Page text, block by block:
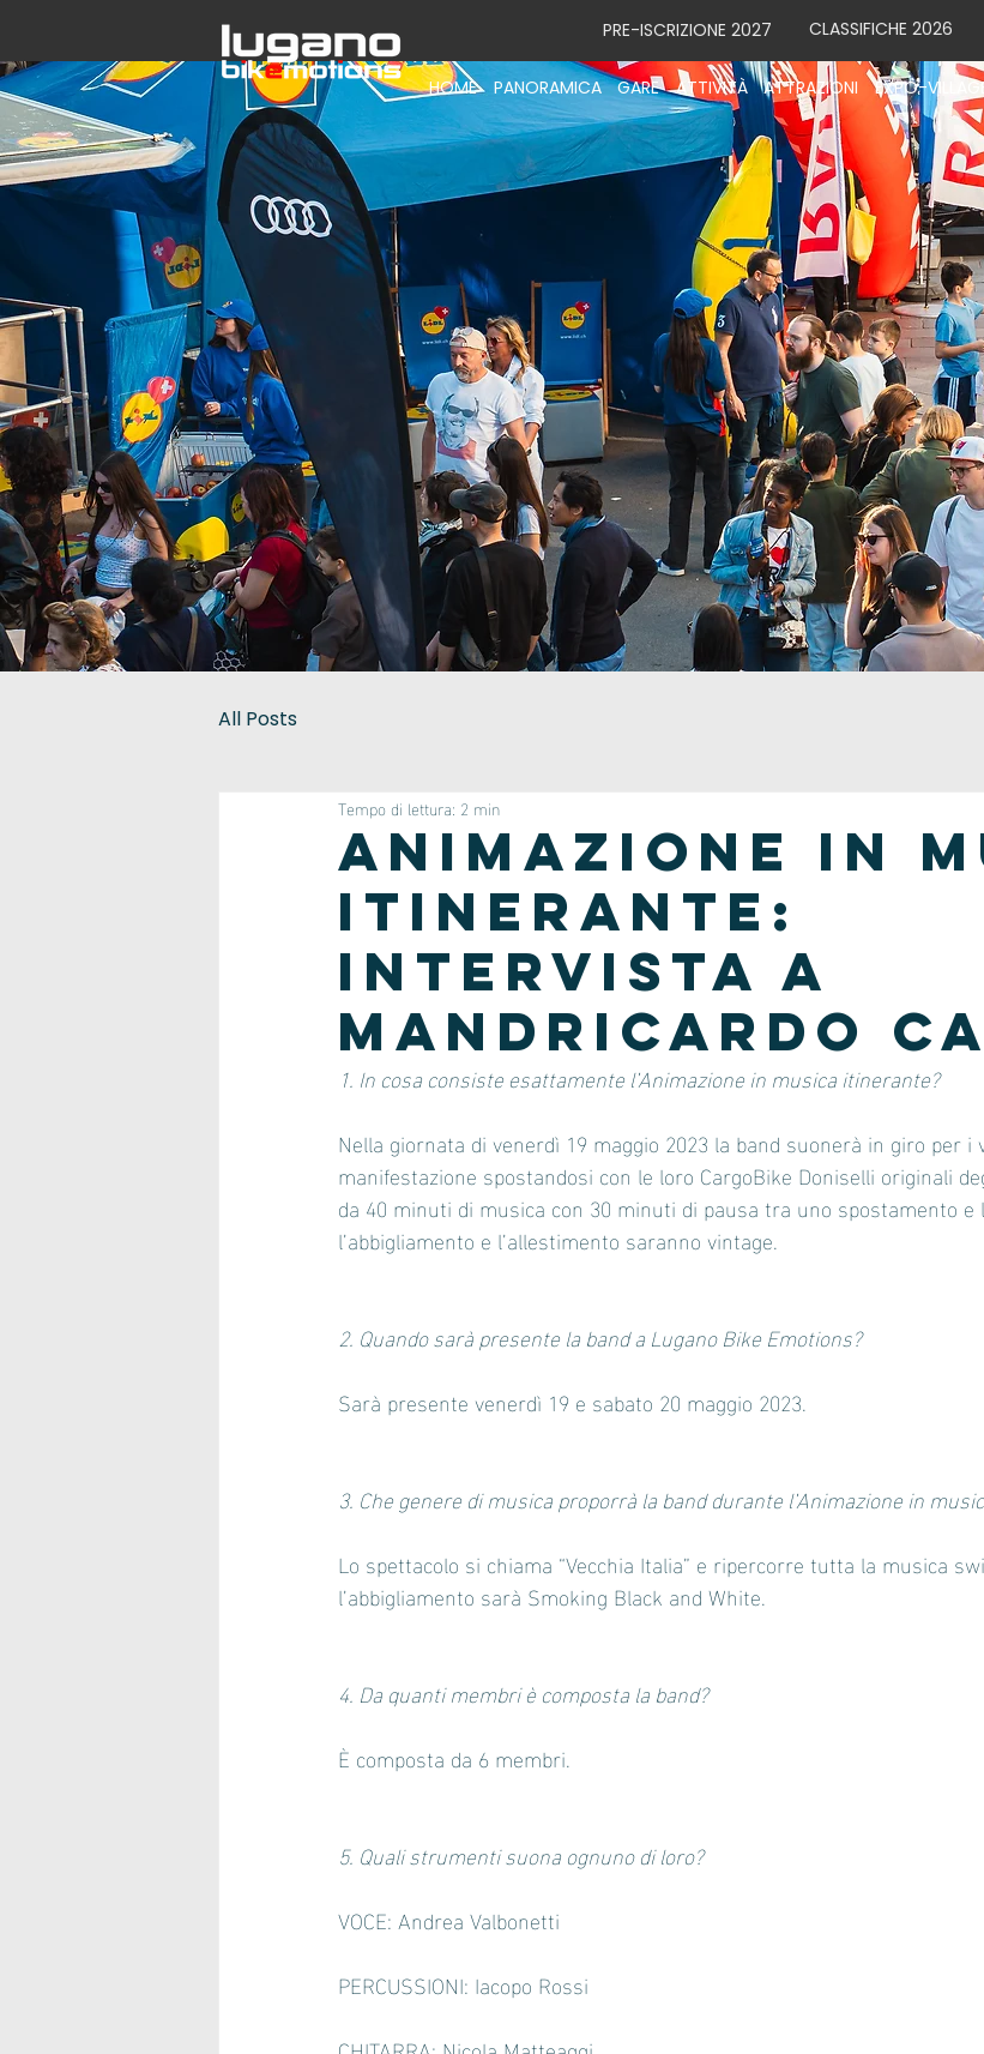
PRE-ISCRIZIONE 2027 CLASSIFICHE 2026
HOME PANORAMICA GARE ATTIVITÀ ATTRAZIONI EXPO-
All Posts
animazione in
itinerante:
intervista a
mandricardo
Tempo di lettura: 2 min
1. In cosa consiste esattamente l’Animazione in musica itinerante?
Nella giornata di venerdì 19 maggio 2023 la band suonerà in giro per i
manifestazione spostandosi con le loro CargoBike Doniselli originali
da 40 minuti di musica con 30 minuti di pausa tra uno spostamento e
l’abbigliamento e l’allestimento saranno vintage.
2. Quando sarà presente la band a Lugano Bike Emotions?
Sarà presente venerdì 19 e sabato 20 maggio 2023.
3. Che genere di musica proporrà la band durante l’Animazione in
Lo spettacolo si chiama “Vecchia Italia” e ripercorre tutta la musica
l’abbigliamento sarà Smoking Black and White.
4. Da quanti membri è composta la band?
È composta da 6 membri.
5. Quali strumenti suona ognuno di loro?
VOCE: Andrea Valbonetti
PERCUSSIONI: Iacopo Rossi